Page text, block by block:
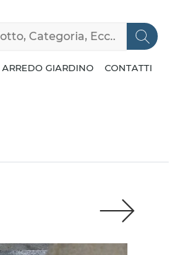
ARREDO GIARDINO CONTATTI